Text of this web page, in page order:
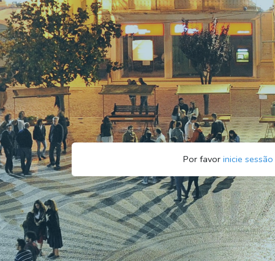
Por favor inicie sessão